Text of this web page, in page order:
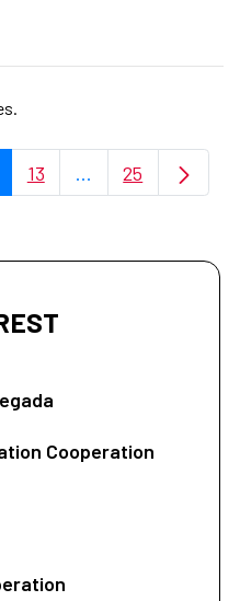
Use TAB to navigate.
Page
13 ...Intermediate
Page
25
Cooperation